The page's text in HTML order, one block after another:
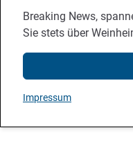
Breaking News,
Sie stets über
Impressum